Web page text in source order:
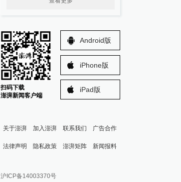
扫码下载
澎湃新闻客户端
Android版
iPhone版
iPad版
关于澎湃 加入澎湃 联系我们 广告合作
法律声明 隐私政策 澎湃矩阵
澎湃新闻公众号
新闻报料
报料邮箱: news@thepaper.cn
沪ICP备14003370号